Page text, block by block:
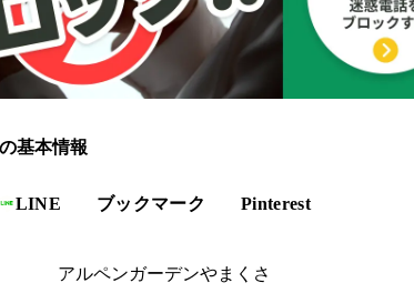
基本情報
LINE ブックマーク Pinterest
アルペンガーデンやまくさ